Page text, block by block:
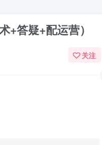
+答疑+配运营）
关注